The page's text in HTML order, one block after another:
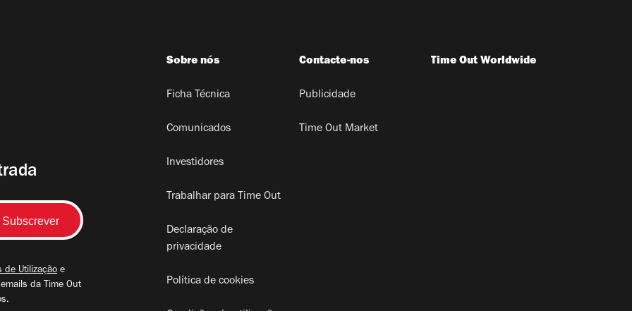
de Utilização e
da Time Out
Sobre nós
Ficha Técnica
Comunicados
Investidores
Trabalhar para Time Out
Declaração de
privacidade
Política de cookies
Contacte-nos
Publicidade
Time Out Market
Time Out Worldwide